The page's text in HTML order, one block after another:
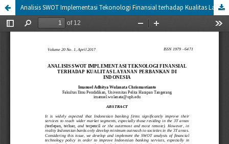
Analisis SWOT Implementasi Tekonologi Finansial terhadap Kualitas Layanan Perbankan di Indonesia